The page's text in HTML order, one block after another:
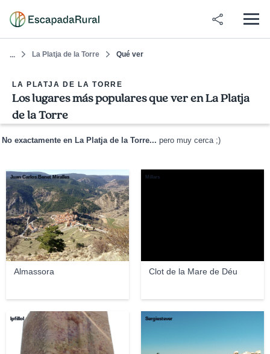
... La Platja de la Torre Qué ver
LA PLATJA DE LA TORRE
Los lugares más populares que ver en La Platja
de la Torre
No exactamente en La Platja de la Torre... pero muy cerca ;)
Almassora
Juan Carlos Benet Miralles
Clot de la Mare de Déu
Millars
lpfillol Sergiestever